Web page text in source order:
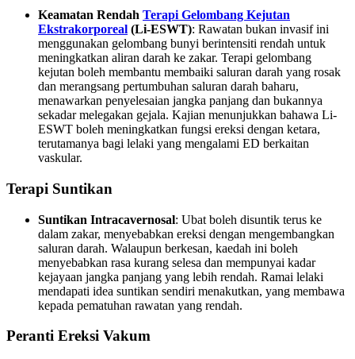
Keamatan Rendah Terapi Gelombang Kejutan
Ekstrakorporeal (Li-ESWT): Rawatan bukan invasif ini
menggunakan gelombang bunyi berintensiti rendah untuk
meningkatkan aliran darah ke zakar. Terapi gelombang
kejutan boleh membantu membaiki saluran darah yang rosak
dan merangsang pertumbuhan saluran darah baharu,
menawarkan penyelesaian jangka panjang dan bukannya
sekadar melegakan gejala. Kajian menunjukkan bahawa Li-
ESWT boleh meningkatkan fungsi ereksi dengan ketara,
terutamanya bagi lelaki yang mengalami ED berkaitan
vaskular.
Terapi Suntikan
Suntikan Intracavernosal: Ubat boleh disuntik terus ke
dalam zakar, menyebabkan ereksi dengan mengembangkan
saluran darah. Walaupun berkesan, kaedah ini boleh
menyebabkan rasa kurang selesa dan mempunyai kadar
kejayaan jangka panjang yang lebih rendah. Ramai lelaki
mendapati idea suntikan sendiri menakutkan, yang membawa
kepada pematuhan rawatan yang rendah.
Peranti Ereksi Vakum